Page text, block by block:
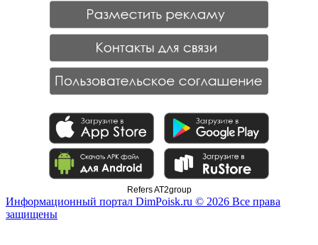
Refers AT2group
Информационный портал DimPoisk.ru © 2026 Все права
защищены